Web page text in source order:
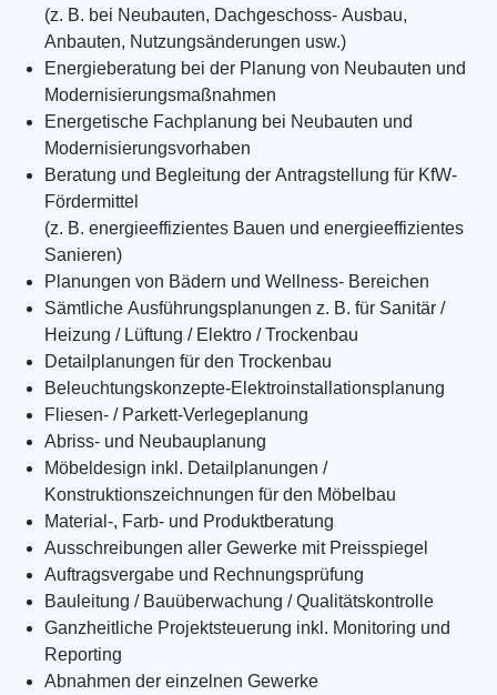
(z. B. bei Neubauten, Dachgeschoss- Ausbau,
Anbauten, Nutzungsänderungen usw.)
Energieberatung bei der Planung von Neubauten und
Modernisierungsmaßnahmen
Energetische Fachplanung bei Neubauten und
Modernisierungsvorhaben
Beratung und Begleitung der Antragstellung für KfW-
Fördermittel
(z. B. energieeffizientes Bauen und energieeffizientes
Sanieren)
Planungen von Bädern und Wellness- Bereichen
Sämtliche Ausführungsplanungen z. B. für Sanitär /
Heizung / Lüftung / Elektro / Trockenbau
Detailplanungen für den Trockenbau
Beleuchtungskonzepte-Elektroinstallationsplanung
Fliesen- / Parkett-Verlegeplanung
Abriss- und Neubauplanung
Möbeldesign inkl. Detailplanungen /
Konstruktionszeichnungen für den Möbelbau
Material-, Farb- und Produktberatung
Ausschreibungen aller Gewerke mit Preisspiegel
Auftragsvergabe und Rechnungsprüfung
Bauleitung / Bauüberwachung / Qualitätskontrolle
Ganzheitliche Projektsteuerung inkl. Monitoring und
Reporting
Abnahmen der einzelnen Gewerke